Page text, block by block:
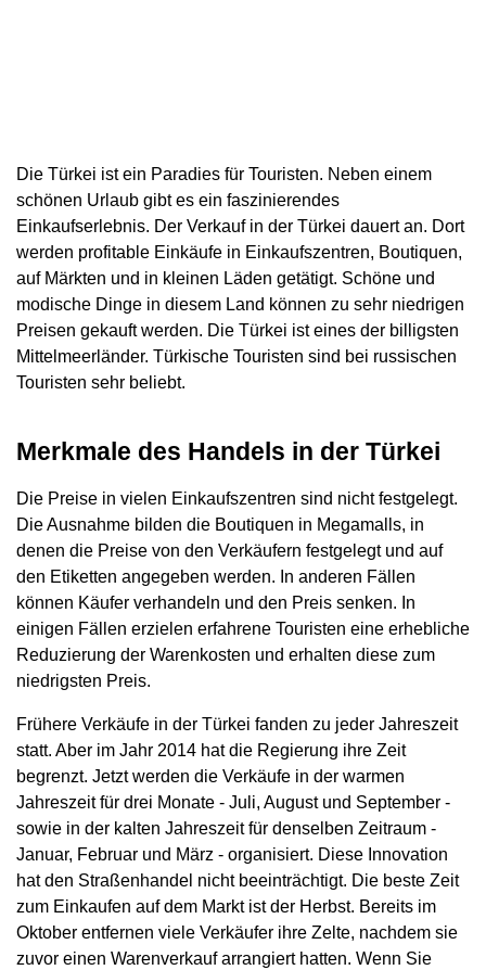
Die Türkei ist ein Paradies für Touristen. Neben einem
schönen Urlaub gibt es ein faszinierendes
Einkaufserlebnis. Der Verkauf in der Türkei dauert an. Dort
werden profitable Einkäufe in Einkaufszentren, Boutiquen,
auf Märkten und in kleinen Läden getätigt. Schöne und
modische Dinge in diesem Land können zu sehr niedrigen
Preisen gekauft werden. Die Türkei ist eines der billigsten
Mittelmeerländer. Türkische Touristen sind bei russischen
Touristen sehr beliebt.
Merkmale des Handels in der Türkei
Die Preise in vielen Einkaufszentren sind nicht festgelegt.
Die Ausnahme bilden die Boutiquen in Megamalls, in
denen die Preise von den Verkäufern festgelegt und auf
den Etiketten angegeben werden. In anderen Fällen
können Käufer verhandeln und den Preis senken. In
einigen Fällen erzielen erfahrene Touristen eine erhebliche
Reduzierung der Warenkosten und erhalten diese zum
niedrigsten Preis.
Frühere Verkäufe in der Türkei fanden zu jeder Jahreszeit
statt. Aber im Jahr 2014 hat die Regierung ihre Zeit
begrenzt. Jetzt werden die Verkäufe in der warmen
Jahreszeit für drei Monate - Juli, August und September -
sowie in der kalten Jahreszeit für denselben Zeitraum -
Januar, Februar und März - organisiert. Diese Innovation
hat den Straßenhandel nicht beeinträchtigt. Die beste Zeit
zum Einkaufen auf dem Markt ist der Herbst. Bereits im
Oktober entfernen viele Verkäufer ihre Zelte, nachdem sie
zuvor einen Warenverkauf arrangiert hatten. Wenn Sie